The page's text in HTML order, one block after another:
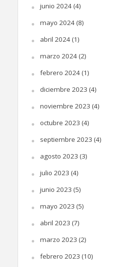
junio 2024(4)
mayo 2024(8)
abril 2024(1)
marzo 2024(2)
febrero 2024(1)
diciembre 2023 (4)
noviembre 2023 (4)
octubre 2023 (4)
septiembre 2023 (4)
agosto 2023 (3)
julio 2023 (4)
junio 2023 (5)
mayo 2023 (5)
abril 2023 (7)
marzo 2023 (2)
febrero 2023 (10)